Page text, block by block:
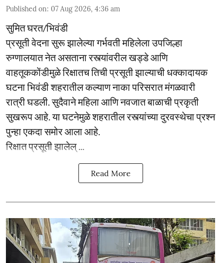
Published on: 07 Aug 2026, 4:36 am
सुमित घरत/भिवंडी
प्रसूती वेदना सुरू झालेल्या गर्भवती महिलेला उपजिल्हा
रुग्णालयात नेत असताना रस्त्यांवरील खड्डे आणि
वाहतूककोंडीमुळे रिक्षातच तिची प्रसूती झाल्याची धक्कादायक
घटना भिवंडी शहरातील कल्याण नाका परिसरात मंगळवारी
रात्री घडली. सुदैवाने महिला आणि नवजात बाळाची प्रकृती
सुखरूप आहे. या घटनेमुळे शहरातील रस्त्यांच्या दुरवस्थेचा प्रश्न
पुन्हा एकदा समोर आला आहे.
रिक्षात प्रसूती झालेल् ...
Read More